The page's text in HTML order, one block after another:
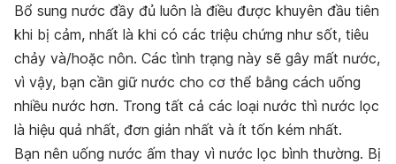
Bổ sung nước đầy đủ luôn là điều được khuyên đầu tiên
khi bị cảm, nhất là khi có các triệu chứng như sốt, tiêu
chảy và/hoặc nôn. Các tình trạng này sẽ gây mất nước,
vì vậy, bạn cần giữ nước cho cơ thể bằng cách uống
nhiều nước hơn. Trong tất cả các loại nước thì nước lọc
là hiệu quả nhất, đơn giản nhất và ít tốn kém nhất.
Bạn nên uống nước ấm thay vì nước lọc bình thường. Bị